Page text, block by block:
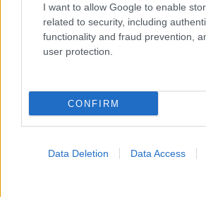
I want to allow Google to enable
related to security, including
functionality and fraud prevention,
user protection.
CONFIRM
Data Deletion Data Access
Ο FDA